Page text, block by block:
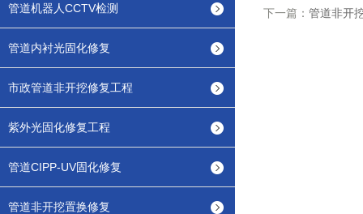
管道机器人CCTV检测
管道内衬光固化修复
市政管道非开挖修复工程
紫外光固化修复工程
管道CIPP-UV固化修复
管道非开挖置换修复
下一篇： 管道非开